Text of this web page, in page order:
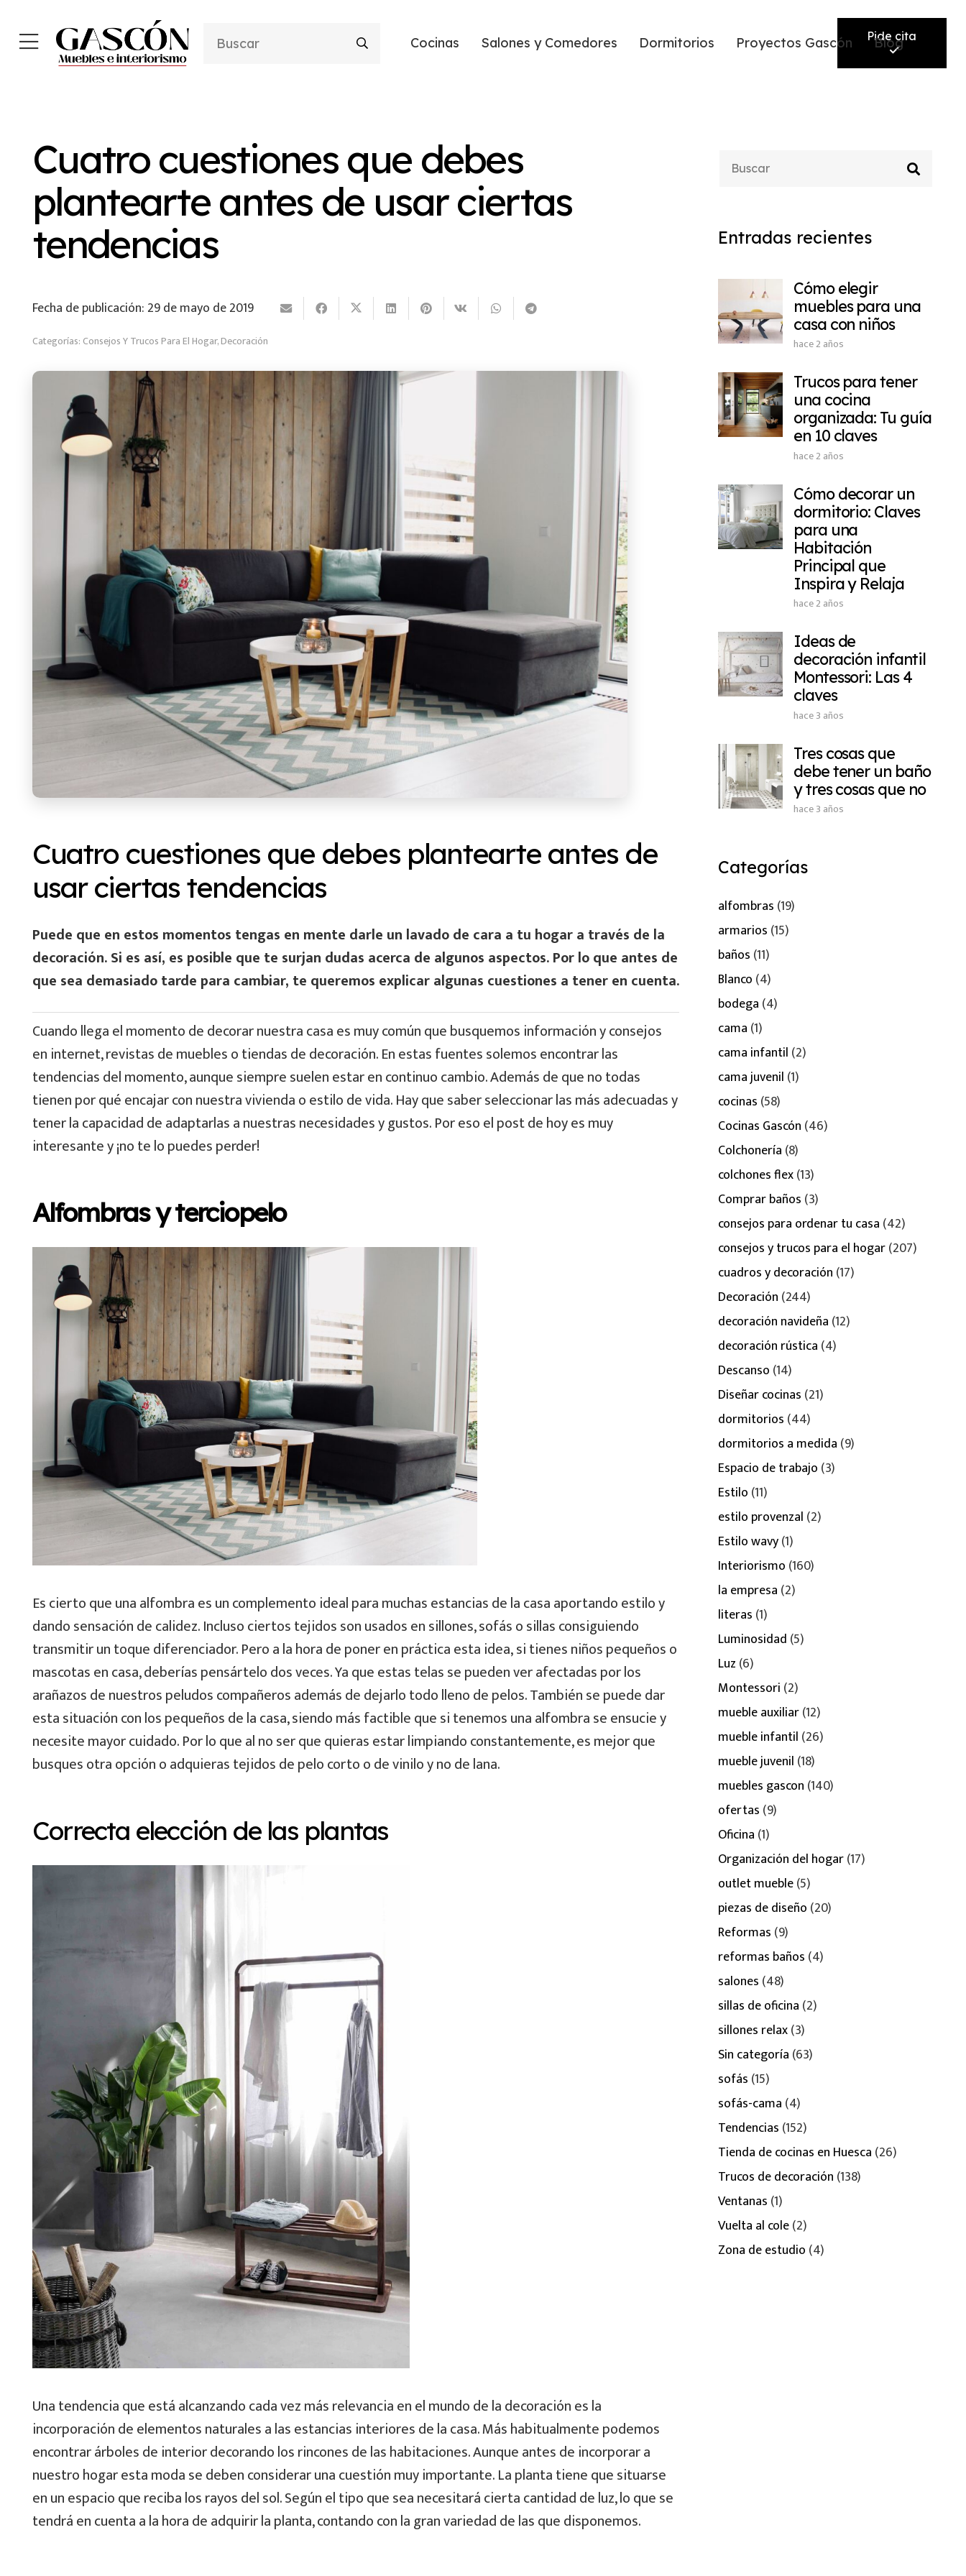
Cocinas Salones y Comedores Dormitorios Proyectos Gascón Blog
Pide cita
Cuatro cuestiones que debes
plantearte antes de usar ciertas
tendencias
Fecha de publicación: 29 de mayo de 2019
Categorías: Consejos Y Trucos Para El Hogar,Decoración
Cuatro cuestiones que debes plantearte antes de
usar ciertas tendencias
Puede que en estos momentos tengas en mente darle un lavado de cara a tu hogar a través de la
decoración. Si es así, es posible que te surjan dudas acerca de algunos aspectos. Por lo que antes de
que sea demasiado tarde para cambiar, te queremos explicar algunas cuestiones a tener en cuenta.
Cuando llega el momento de decorar nuestra casa es muy común que busquemos información y consejos
en internet, revistas de muebles o tiendas de decoración. En estas fuentes solemos encontrar las
tendencias del momento, aunque siempre suelen estar en continuo cambio. Además de que no todas
tienen por qué encajar con nuestra vivienda o estilo de vida. Hay que saber seleccionar las más adecuadas y
tener la capacidad de adaptarlas a nuestras necesidades y gustos. Por eso el post de hoy es muy
interesante y ¡no te lo puedes perder!
Alfombras y terciopelo
Es cierto que una alfombra es un complemento ideal para muchas estancias de la casa aportando estilo y
dando sensación de calidez. Incluso ciertos tejidos son usados en sillones, sofás o sillas consiguiendo
transmitir un toque diferenciador. Pero a la hora de poner en práctica esta idea, si tienes niños pequeños o
mascotas en casa, deberías pensártelo dos veces. Ya que estas telas se pueden ver afectadas por los
arañazos de nuestros peludos compañeros además de dejarlo todo lleno de pelos. También se puede dar
esta situación con los pequeños de la casa, siendo más factible que si tenemos una alfombra se ensucie y
necesite mayor cuidado. Por lo que al no ser que quieras estar limpiando constantemente, es mejor que
busques otra opción o adquieras tejidos de pelo corto o de vinilo y no de lana.
Correcta elección de las plantas
Una tendencia que está alcanzando cada vez más relevancia en el mundo de la decoración es la
incorporación de elementos naturales a las estancias interiores de la casa. Más habitualmente podemos
encontrar árboles de interior decorando los rincones de las habitaciones. Aunque antes de incorporar a
nuestro hogar esta moda se deben considerar una cuestión muy importante. La planta tiene que situarse
en un espacio que reciba los rayos del sol. Según el tipo que sea necesitará cierta cantidad de luz, lo que se
tendrá en cuenta a la hora de adquirir la planta, contando con la gran variedad de las que disponemos.
Entradas recientes
Cómo elegir
muebles para una
casa con niños
hace 2 años
Trucos para tener
una cocina
organizada: Tu guía
en 10 claves
hace 2 años
Cómo decorar un
dormitorio: Claves
para una
Habitación
Principal que
Inspira y Relaja
hace 2 años
Ideas de
decoración infantil
Montessori: Las 4
claves
hace 3 años
Tres cosas que
debe tener un baño
y tres cosas que no
hace 3 años
Categorías
alfombras (19)
armarios (15)
baños (11)
Blanco (4)
bodega (4)
cama (1)
cama infantil (2)
cama juvenil (1)
cocinas (58)
Cocinas Gascón (46)
Colchonería (8)
colchones flex(13)
Comprar baños (3)
consejos para ordenar tu casa (42)
consejos y trucos para el hogar(207)
cuadros y decoración (17)
Decoración (244)
decoración navideña (12)
decoración rústica (4)
Descanso (14)
Diseñar cocinas (21)
dormitorios (44)
dormitorios a medida (9)
Espacio de trabajo (3)
Estilo (11)
estilo provenzal (2)
Estilo wavy(1)
Interiorismo (160)
la empresa (2)
literas (1)
Luminosidad (5)
Luz (6)
Montessori (2)
mueble auxiliar(12)
mueble infantil (26)
mueble juvenil (18)
muebles gascon (140)
ofertas (9)
Oficina (1)
Organización del hogar(17)
outlet mueble(5)
piezas de diseño (20)
Reformas (9)
reformas baños (4)
salones (48)
sillas de oficina (2)
sillones relax(3)
Sin categoría (63)
sofás (15)
sofás-cama (4)
Tendencias (152)
Tienda de cocinas en Huesca (26)
Trucos de decoración (138)
Ventanas (1)
Vuelta al cole(2)
Zona de estudio (4)